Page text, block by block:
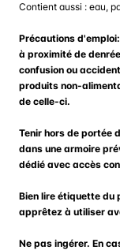
Contient aussi : eau,
Précautions
à proximité de
confusion ou
produits non-
de celle-ci.
Tenir hors de portée
dans une armoire
dédié avec accès
Bien lire étiquette du
apprêtez à utiliser
Ne pas ingérer. En